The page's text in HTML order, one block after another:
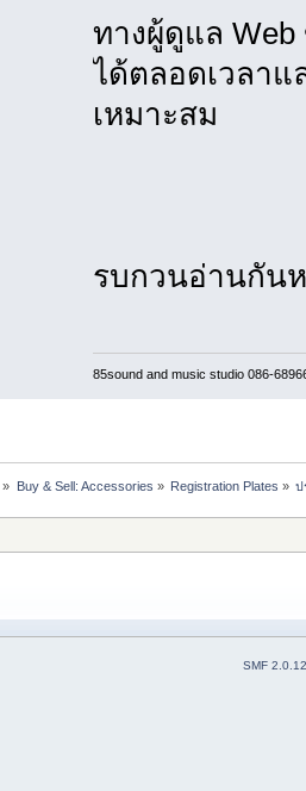
ทางผู้ดูแล
ได้ตลอดเวลา
เหมาะสม
รบกวนอ่านกัน
85sound and music studio 086-
» Buy & Sell: Accessories » Registration Plates » ป
SMF 2.0.12